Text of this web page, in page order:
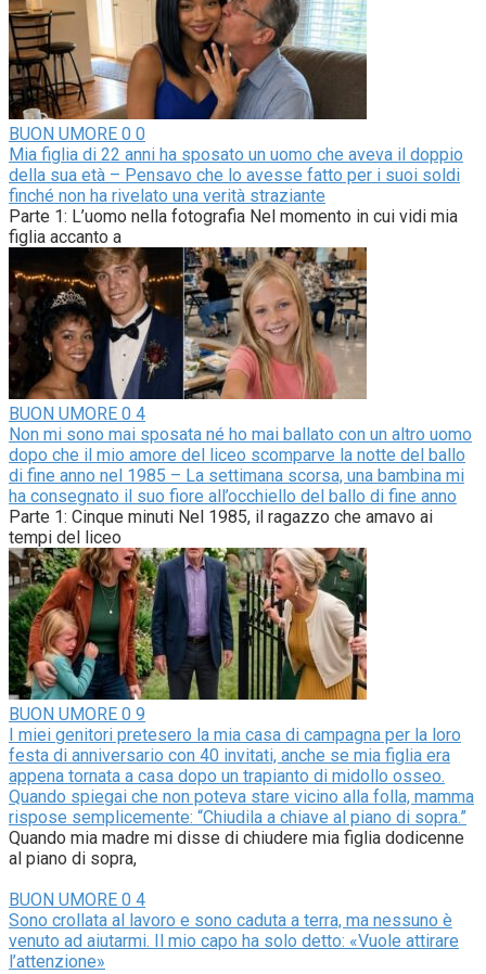
BUON UMORE 0 0
Mia figlia di 22 anni ha sposato un uomo che aveva il doppio
della sua età – Pensavo che lo avesse fatto per i suoi soldi
finché non ha rivelato una verità straziante
Parte 1: L’uomo nella fotografia Nel momento in cui vidi mia
figlia accanto a
BUON UMORE 0 4
Non mi sono mai sposata né ho mai ballato con un altro uomo
dopo che il mio amore del liceo scomparve la notte del ballo
di fine anno nel 1985 – La settimana scorsa, una bambina mi
ha consegnato il suo fiore all’occhiello del ballo di fine anno
Parte 1: Cinque minuti Nel 1985, il ragazzo che amavo ai
tempi del liceo
BUON UMORE 0 9
I miei genitori pretesero la mia casa di campagna per la loro
festa di anniversario con 40 invitati, anche se mia figlia era
appena tornata a casa dopo un trapianto di midollo osseo.
Quando spiegai che non poteva stare vicino alla folla, mamma
rispose semplicemente: “Chiudila a chiave al piano di sopra.”
Quando mia madre mi disse di chiudere mia figlia dodicenne
al piano di sopra,
BUON UMORE 0 4
Sono crollata al lavoro e sono caduta a terra, ma nessuno è
venuto ad aiutarmi. Il mio capo ha solo detto: «Vuole attirare
l’attenzione»